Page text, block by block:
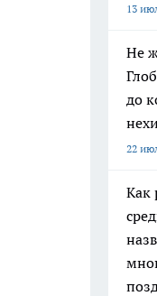
13
Не
до
22
Как